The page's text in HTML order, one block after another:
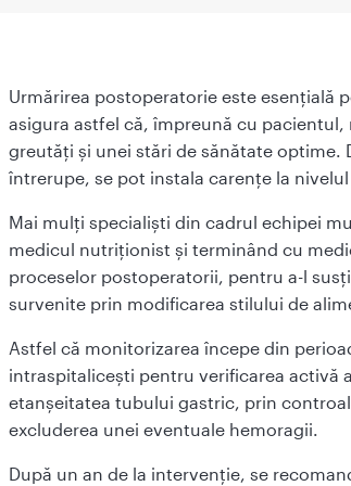
Urmărirea postoperatorie este esențială
asigura astfel că, împreună cu
greutăți și unei stări de sănătate
întrerupe, se pot instala carențe la
Mai mulți specialiști din cadrul echipei
medicul nutriționist și terminând cu
proceselor postoperatorii, pentru a-l
survenite prin modificarea stilului de
Astfel că monitorizarea începe din
intraspitalicești pentru verificarea activă
etanșeitatea tubului gastric, prin
excluderea unei eventuale hemoragii.
După un an de la intervenție, se